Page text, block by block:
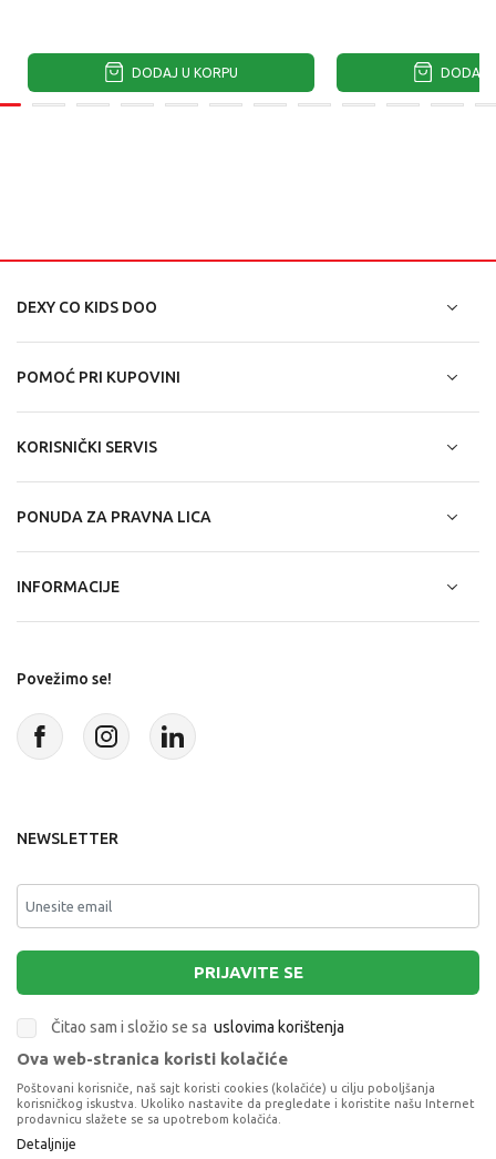
DODAJ U KORPU DODAJ
DEXY CO KIDS DOO
POMOĆ PRI KUPOVINI
KORISNIČKI SERVIS
PONUDA ZA PRAVNA LICA
INFORMACIJE
Povežimo se!
NEWSLETTER
PRIJAVITE SE
Čitao sam i složio se sa uslovima korištenja
Terms of Service
apply.
Ova web-stranica koristi kolačiće
Poštovani korisniče, naš sajt koristi cookies (kolačiće) u cilju poboljšanja
korisničkog iskustva. Ukoliko nastavite da pregledate i koristite našu Internet
prodavnicu slažete se sa upotrebom kolačića.
Detaljnije